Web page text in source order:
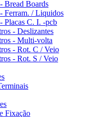
Bread Boards
Ferram. / Liquidos
Placas C. I. -pcb
- Deslizantes
- Multi-volta
- Rot. C / Veio
- Rot. S / Veio
Fixação